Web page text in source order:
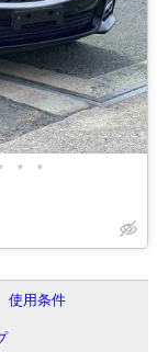
• •
使用条件